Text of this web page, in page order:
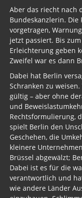
Aber das riecht nach
Bundeskanzlerin.
vorgetragen,
jetzt passiert. Bis
Erleichterung geben
Zweifel war es dann
Dabei hat Berlin
Schranken zu
gültig – aber ohne
und
Rechtsformulierung,
spielt Berlin den
Geschehen, die
kleinere
Brüssel abgewälzt;
Dabei ist es für die
verantwortlich und
wie andere Länder